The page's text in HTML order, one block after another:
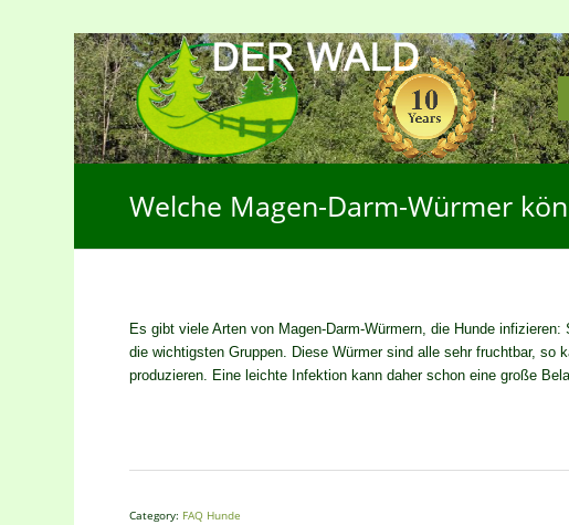
Welche Magen-Darm-Würmer
Es gibt viele Arten von Magen-Darm-Würmern, die Hunde
die wichtigsten Gruppen. Diese Würmer sind alle sehr fruchtbar, so
produzieren. Eine leichte Infektion kann daher schon eine große
Category: FAQ Hunde